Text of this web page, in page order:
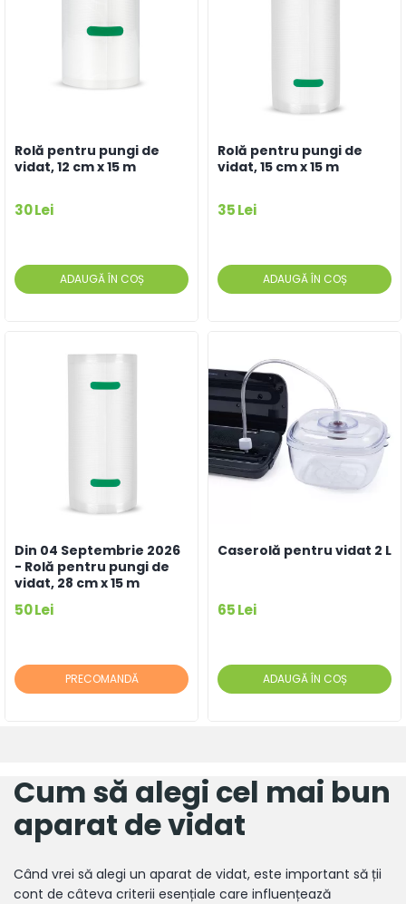
Rolă pentru pungi de
vidat, 12 cm x 15 m
30 Lei
ADAUGĂ ÎN COȘ
Rolă pentru pungi de
vidat, 15 cm x 15 m
35 Lei
ADAUGĂ ÎN COȘ
Din 04 Septembrie 2026
- Rolă pentru pungi de
vidat, 28 cm x 15 m
50 Lei
PRECOMANDĂ
Caserolă pentru vidat 2 L
65 Lei
ADAUGĂ ÎN COȘ
Cum să alegi cel mai bun
aparat de vidat
Când vrei să alegi un aparat de vidat, este important să ții
cont de câteva criterii esențiale care influențează